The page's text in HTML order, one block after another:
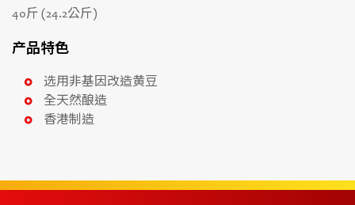
40斤 (24.2公斤)
产品特色
选用非基因改造黄豆
全天然酿造
香港制造